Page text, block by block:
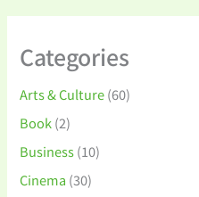
Categories
Arts & Culture(60)
Book(2)
Business(10)
Cinema (30)